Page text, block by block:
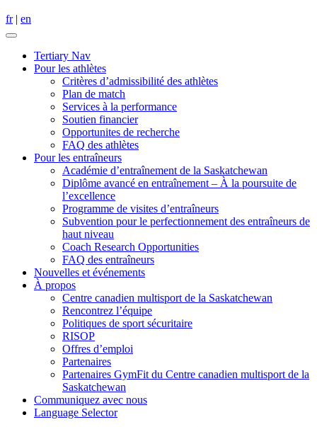
fr| en
Tertiary Nav
Pour les athlètes
Critères dʼadmissibilité des athlètes
Plan de match
Services à la performance
Soutien financier
Opportunites de recherche
FAQ des athlètes
Pour les entraîneurs
Académie d’entraînement de la Saskatchewan
Diplôme avancé en entraînement – À la poursuite de
l’excellence
Programme de visites d’entraîneurs
Subvention pour le perfectionnement des entraîneurs de
haut niveau
Coach Research Opportunities
FAQ des entraîneurs
Nouvelles et événements
À propos
Centre canadien multisport de la Saskatchewan
Rencontrez l’équipe
Politiques de sport sécuritaire
RISOP
Offres d’emploi
Partenaires
Partenaires GymFit du Centre canadien multisport de la
Saskatchewan
Communiquez avec nous
Language Selector